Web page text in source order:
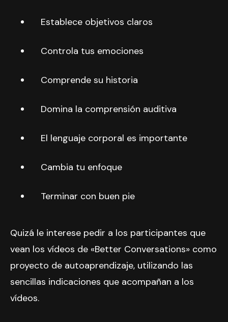
Establece objetivos claros
Controla tus emociones
Comprende su historia
Domina la comprensión auditiva
El lenguaje corporal es importante
Cambia tu enfoque
Terminar con buen pie
Quizá le interese pedir a los participantes que
vean los vídeos de «Better Conversations» como
proyecto de autoaprendizaje, utilizando las
sencillas indicaciones que acompañan a los
vídeos.